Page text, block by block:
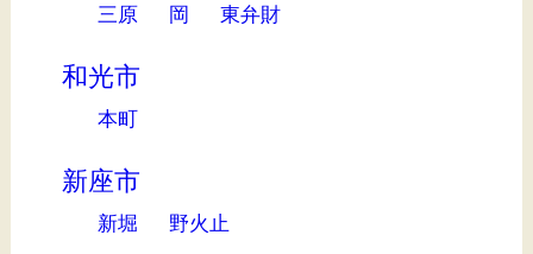
三原 岡 東弁財
和光市
本町
新座市
新堀 野火止